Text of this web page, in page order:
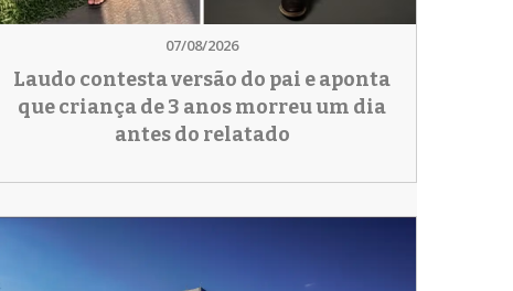
07/08/2026
Laudo contesta versão do pai e aponta
que criança de 3 anos morreu um dia
antes do relatado